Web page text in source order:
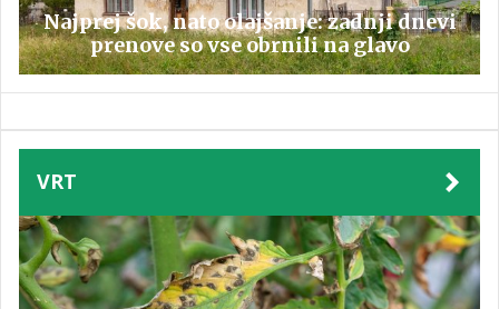
Najprej šok, nato olajšanje: zadnji dnevi
prenove so vse obrnili na glavo
VRT